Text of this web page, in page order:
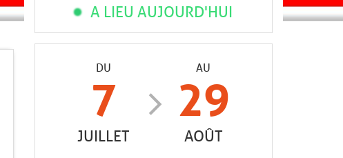
A LIEU AUJOURD'HUI
DU
7
JUILLET
AU
29
AOÛT